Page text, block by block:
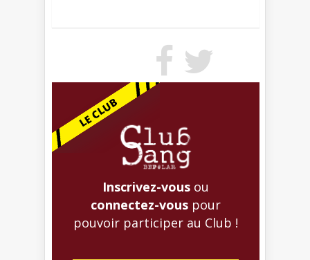
Inscrivez-vous ou
connectez-vous pour
pouvoir participer au Club !